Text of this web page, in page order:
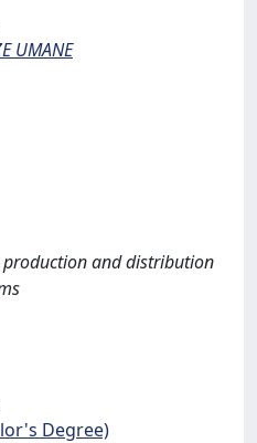
UMANE
and distribution
Degree)